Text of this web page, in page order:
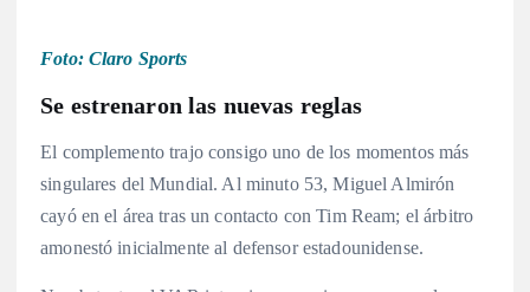
Foto: Claro Sports
Se estrenaron las nuevas reglas
El complemento trajo consigo uno de los momentos más
singulares del Mundial. Al minuto 53, Miguel Almirón
cayó en el área tras un contacto con Tim Ream; el árbitro
amonestó inicialmente al defensor estadounidense.